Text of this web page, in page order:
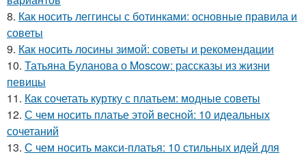
8. Как носить леггинсы с ботинками: основные правила и
советы
9. Как носить лосины зимой: советы и рекомендации
10. Татьяна Буланова о Moscow: рассказы из жизни
певицы
11. Как сочетать куртку с платьем: модные советы
12. С чем носить платье этой весной: 10 идеальных
сочетаний
13. С чем носить макси-платья: 10 стильных идей для